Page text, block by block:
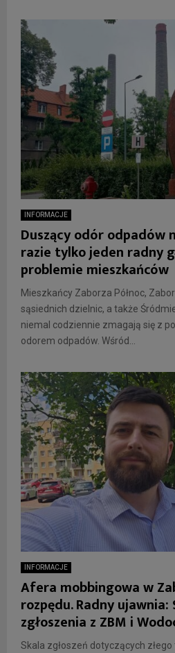
INFORMACJE
Duszący odór odpadów
razie tylko jeden radny
problemie mieszkańców
Mieszkańcy Zaborza Północ,
sąsiednich dzielnic, a także
niemal codziennie zmagają się z
odorem odpadów. Wśród...
INFORMACJE
Afera mobbingowa w
rozpędu. Radny ujawnia:
zgłoszenia z ZBM i
Skala zgłoszeń dotyczących